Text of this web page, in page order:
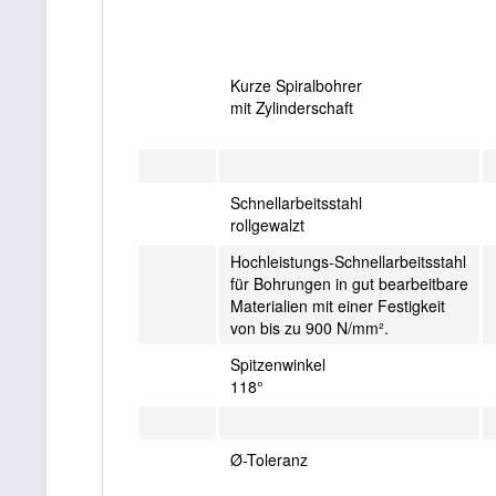
Kurze Spiralbohrer
mit Zylinderschaft
Schnellarbeitsstahl
rollgewalzt
Hochleistungs-Schnellarbeitsstahl
für Bohrungen in gut bearbeitbare
Materialien mit einer Festigkeit
von bis zu 900 N/mm².
Spitzenwinkel
118°
Ø-Toleranz